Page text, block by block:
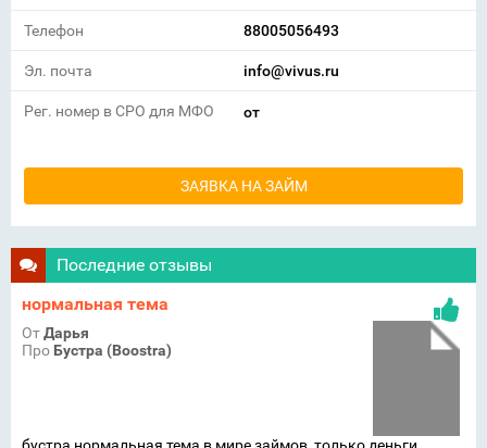
Телефон 88005056493
Эл. почта info@vivus.ru
Рег. номер в СРО для МФО от
ЗАЯВКА НА ЗАЙМ
Последние отзывы
нормальная тема
ОтДарья
Про Бустра (Boostra)